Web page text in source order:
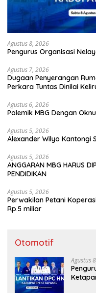
Agustus 8, 2026
Pengurus Organisasi
Agustus 7, 2026
Dugaan Penyerangan
Perkara Tuntas Dinilai
Agustus 6, 2026
Polemik MBG Dengan
Agustus 5, 2026
Alexander Wilyo Kantongi
Agustus 5, 2026
ANGGARAN MBG HARUS
PENDIDIKAN
Agustus 5, 2026
Perwakilan Petani
Rp.5 miliar
Otomotif
Agustus